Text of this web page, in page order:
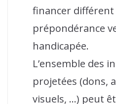
financer
prépondérance
handicapée.
L’ensemble des
projetées (dons,
visuels, …) peut